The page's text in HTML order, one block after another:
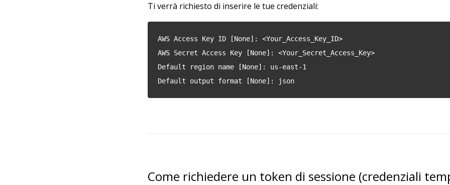
Ti verrà richiesto di inserire le tue credenziali:
AWS Access Key ID [None]: <Your_Access_Key_ID>
AWS Secret Access Key [None]: <Your_Secret_Access_Key>
Default region name [None]: us-east-1
Default output format [None]: json
Come richiedere un token di sessione (credenziali